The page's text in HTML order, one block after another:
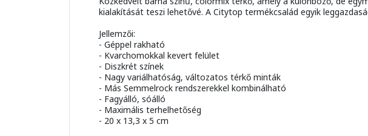
kialakítását teszi lehetővé. A Citytop termékcsalád egyik
Jellemzői:
- Géppel rakható
- Kvarchomokkal kevert felület
- Diszkrét színek
- Nagy variálhatóság, változatos térkő minták
- Más Semmelrock rendszerekkel kombinálható
- Fagyálló, sóálló
- Maximális terhelhetőség
- 20 x 13,3 x 5 cm